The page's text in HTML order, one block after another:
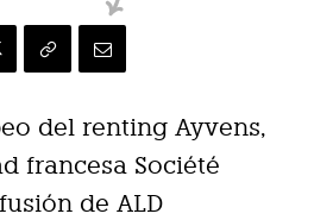
del renting Ayvens,
francesa Société
de ALD